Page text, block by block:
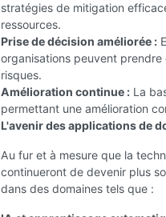
stratégies de mitigation
ressources.
Prise de décision améliorée :
organisations peuvent
risques.
Amélioration continue : La
permettant une amélioration
L'avenir des applications de
Au fur et à mesure que la
continueront de devenir plus
dans des domaines tels que :